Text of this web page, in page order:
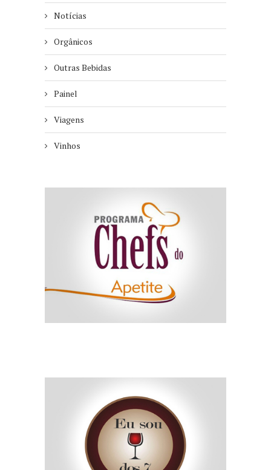
Notícias
Orgânicos
Outras Bebidas
Painel
Viagens
Vinhos